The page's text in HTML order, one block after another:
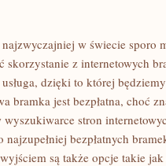
w świecie sporo
skorzystanie z internetowych
usługa, dzięki to której
bramka jest bezpłatna, choć
stron
bezpłatnych
są także opcje takie